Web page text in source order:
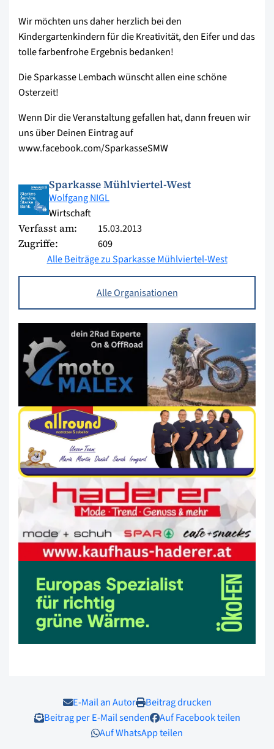
Wir möchten uns daher herzlich bei den
Kindergartenkindern für die Kreativität, den Eifer und das
tolle farbenfrohe Ergebnis bedanken!
Die Sparkasse Lembach wünscht allen eine schöne
Osterzeit!
Wenn Dir die Veranstaltung gefallen hat, dann freuen wir
uns über Deinen Eintrag auf
www.facebook.com/SparkasseSMW
Sparkasse Mühlviertel-West
Wolfgang NIGL
Wirtschaft
Verfasst am: 15.03.2013
Zugriffe:
609
Alle Beiträge zu Sparkasse Mühlviertel-West
Alle Organisationen
E-Mail an Autor
Beitrag drucken
Beitrag per E-Mail senden
Auf Facebook teilen
Auf WhatsApp teilen